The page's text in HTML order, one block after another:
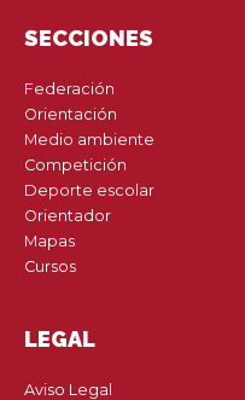
SECCIONES
Federación
Orientación
Medio ambiente
Competición
Deporte escolar
Orientador
Mapas
Cursos
LEGAL
Aviso Legal